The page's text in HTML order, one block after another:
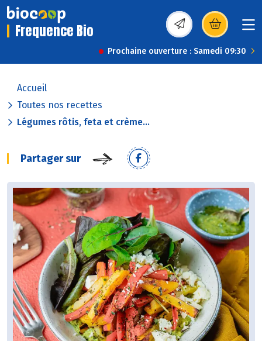
Frequence Bio (s’ouvre dans une
Prochaine ouverture : Samedi 09:30
Accueil
Toutes nos recettes
Légumes rôtis, feta et crème...
Partager sur